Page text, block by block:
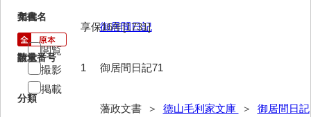
年中行事
目録
71
文書名
御居間日記
請求番号
御居間日記71
分類
藩政文書 ＞ 徳山毛利家文庫 ＞ 御居間日記
年代
享保16年[1731]
数量
1
閲覧
撮影
掲載